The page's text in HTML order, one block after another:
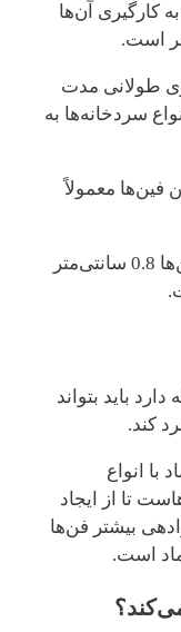
کارگیری آن‌ها
است.
طولانی مدت
سردخانه‌ها به
فین‌ها معمولاً
مثلاً در نوع زیر صفری فاصله بین فین‌ها 0.8 سانتی‌متر
باید بتواند
کند.
با انواع
تا از ایجاد
بیشتر فن‌ها
است.